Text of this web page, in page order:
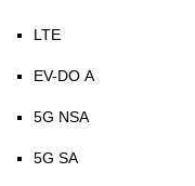
LTE
EV-DO A
5G NSA
5G SA